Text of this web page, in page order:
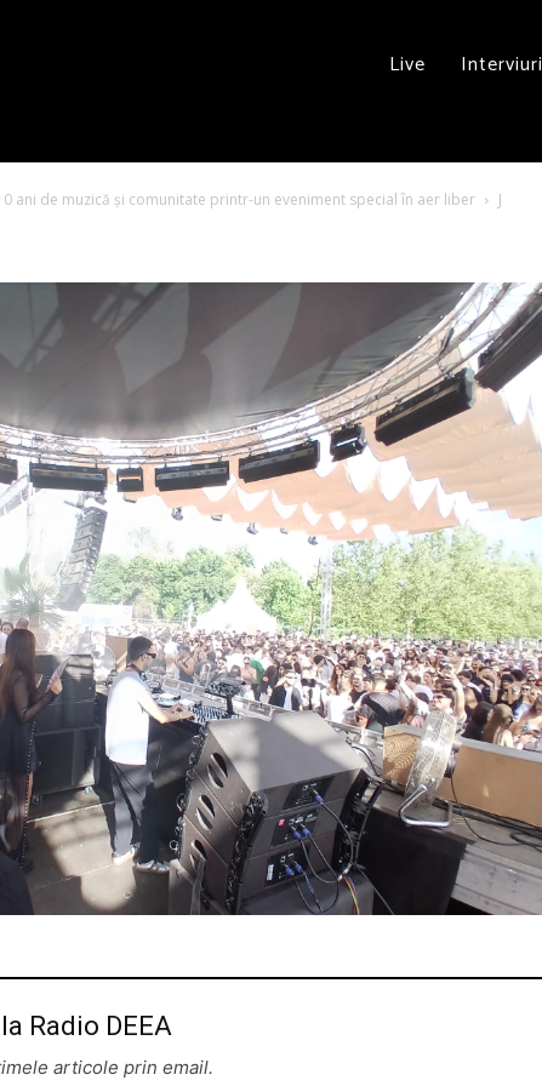
Live Interviuri
ani de muzică și comunitate printr-un eveniment special în aer liber J
Radio DEEA
articole prin email.